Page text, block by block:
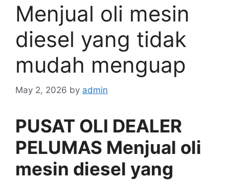
Menjual oli mesin
diesel yang tidak
mudah menguap
May 2, 2026 by admin
PUSAT OLI DEALER
PELUMAS Menjual oli
mesin diesel yang